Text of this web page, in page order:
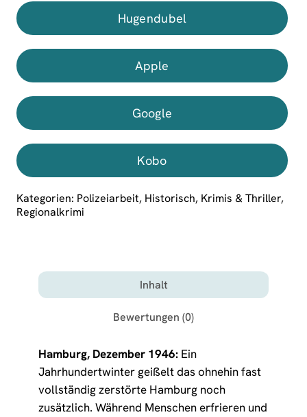
Hugendubel
Apple
Google
Kobo
Kategorien: Polizeiarbeit, Historisch, Krimis & Thriller,
Regionalkrimi
Inhalt
Bewertungen (0)
Hamburg, Dezember 1946: Ein
Jahrhundertwinter geißelt das ohnehin fast
vollständig zerstörte Hamburg noch
zusätzlich. Während Menschen erfrieren und